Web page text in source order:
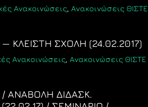
Ανακοινώσεις, Ανακοινώσεις ΘΙΣΤΕ
ΚΛΕΙΣΤΗ ΣΧΟΛΗ (24.02.2017)
Ανακοινώσεις, Ανακοινώσεις ΘΙΣΤΕ
ΑΝΑΒΟΛΗ ΔΙΔΑΣΚ.